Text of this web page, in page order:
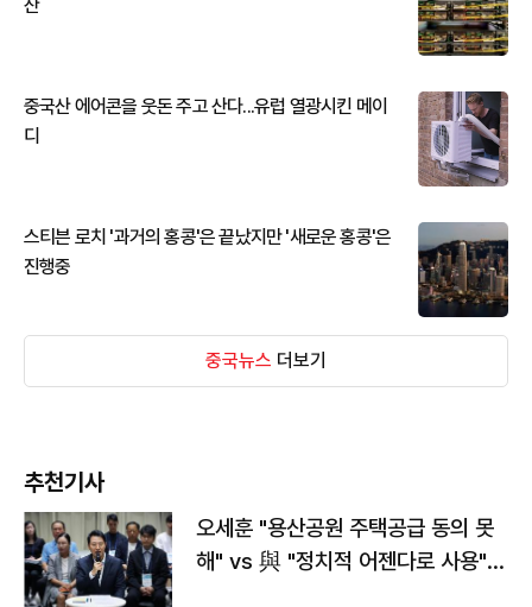
산
중국산 에어콘을 웃돈 주고 산다...유럽 열광시킨 메이
디
스티븐 로치 '과거의 홍콩'은 끝났지만 '새로운 홍콩'은
진행중
중국뉴스 더보기
추천기사
오세훈 "용산공원 주택공급 동의 못
해" vs 與 "정치적 어젠다로 사용"